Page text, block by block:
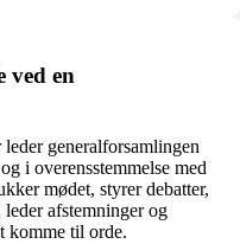
ved en
generalforsamlingen
i overensstemmelse med
mødet, styrer debatter,
afstemninger og
komme til orde.